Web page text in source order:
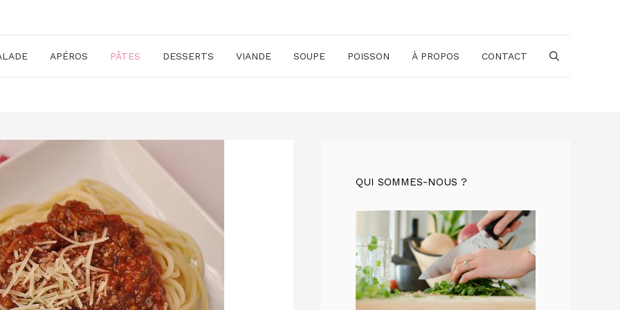
APÉROS PÂTES DESSERTS VIANDE SOUPE POISSON À PROPOS CONTACT
QUI SOMMES-NOUS ?